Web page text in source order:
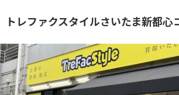
トレファクスタイルさいたま新都心